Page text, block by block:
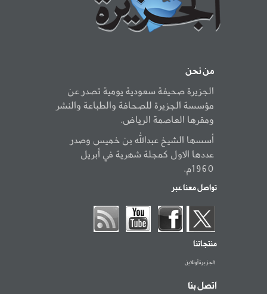
من نحن
الجزيرة صحيفة سعودية يومية تصدر عن
مؤسسة الجزيرة للصحافة والطباعة والنشر
ومقرها العاصمة الرياض.
أسسها الشيخ عبدالله بن خميس وصدر
عددها الاول كمجلة شهرية في أبريل
1960م.
تواصل معنا عبر
منتجاتنا
الجزيرة أونلاين
اتصل بنا